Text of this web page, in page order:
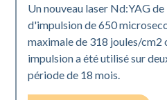
Un nouveau laser Nd:YAG
d'impulsion de 650
maximale de 318 joules/cm2
impulsion a été utilisé sur
période de 18 mois.